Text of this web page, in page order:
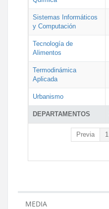
DEPARTAMENTOS
Sistemas Informáticos
y Computación
Tecnología de
Alimentos
Termodinámica
Aplicada
Urbanismo
Previa 1
MEDIA